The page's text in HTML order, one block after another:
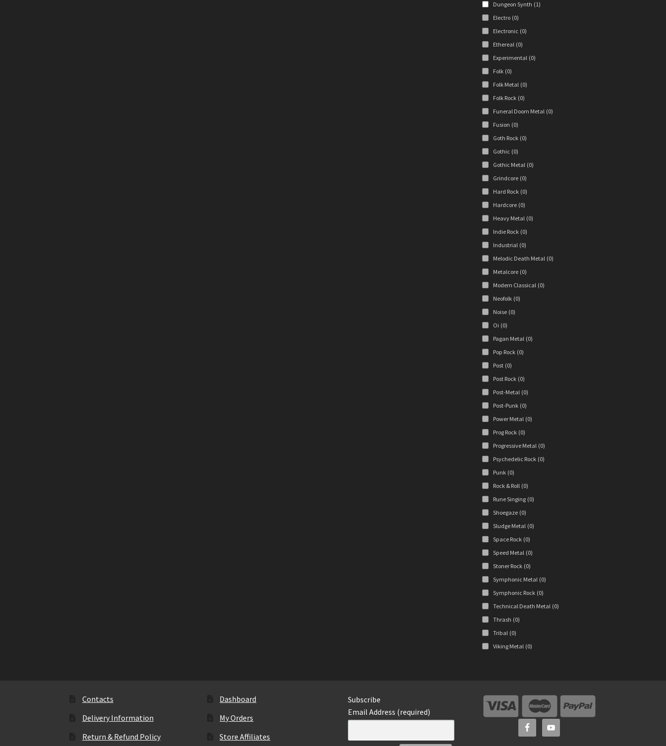
Dungeon Synth (1)
Electro (0)
Electronic (0)
Ethereal (0)
Experimental (0)
Folk (0)
Folk Metal (0)
Folk Rock (0)
Funeral Doom Metal (0)
Fusion (0)
Goth Rock (0)
Gothic (0)
Gothic Metal (0)
Grindcore (0)
Hard Rock (0)
Hardcore (0)
Heavy Metal (0)
Indie Rock (0)
Industrial (0)
Melodic Death Metal (0)
Metalcore (0)
Modern Classical (0)
Neofolk (0)
Noise (0)
Oi (0)
Pagan Metal (0)
Pop Rock (0)
Post (0)
Post Rock (0)
Post-Metal (0)
Post-Punk (0)
Power Metal (0)
Prog Rock (0)
Progressive Metal (0)
Psychedelic Rock (0)
Punk (0)
Rock & Roll (0)
Rune Singing (0)
Shoegaze (0)
Sludge Metal (0)
Space Rock (0)
Speed Metal (0)
Stoner Rock (0)
Symphonic Metal (0)
Symphonic Rock (0)
Technical Death Metal (0)
Thrash (0)
Tribal (0)
Viking Metal (0)
Contacts
Delivery Information
Return & Refund Policy
Dashboard
My Orders
Store Affiliates
Subscribe
Email Address (required)